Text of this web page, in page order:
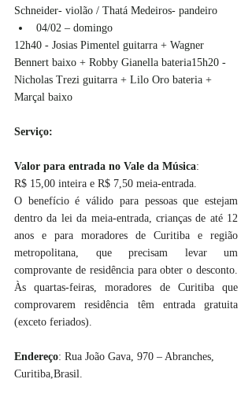
Schneider- violão / Thatá Medeiros- pandeiro
04/02 – domingo
12h40 - Josias Pimentel guitarra + Wagner
Bennert baixo + Robby Gianella bateria15h20 -
Nicholas Trezi guitarra + Lilo Oro bateria +
Marçal baixo
Serviço:
Valor para entrada no Vale da Música:
R$ 15,00 inteira e R$ 7,50 meia-entrada.
O benefício é válido para pessoas que estejam
dentro da lei da meia-entrada, crianças de até 12
anos e para moradores de Curitiba e região
metropolitana, que precisam levar um
comprovante de residência para obter o desconto.
Às quartas-feiras, moradores de Curitiba que
comprovarem residência têm entrada gratuita
(exceto feriados).
Endereço: Rua João Gava, 970 – Abranches,
Curitiba,Brasil.